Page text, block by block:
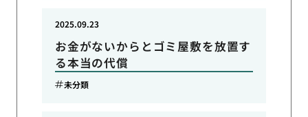
お金がないからとゴミ屋敷を放置す
る本当の代償
2025.09.23
未分類